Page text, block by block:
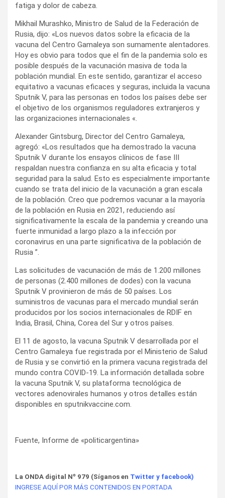
fatiga y dolor de cabeza.
Mikhail Murashko, Ministro de Salud de la Federación de
Rusia, dijo: «Los nuevos datos sobre la eficacia de la
vacuna del Centro Gamaleya son sumamente alentadores.
Hoy es obvio para todos que el fin de la pandemia solo es
posible después de la vacunación masiva de toda la
población mundial. En este sentido, garantizar el acceso
equitativo a vacunas eficaces y seguras, incluida la vacuna
Sputnik V, para las personas en todos los países debe ser
el objetivo de los organismos reguladores extranjeros y
las organizaciones internacionales «.
Alexander Gintsburg, Director del Centro Gamaleya,
agregó: «Los resultados que ha demostrado la vacuna
Sputnik V durante los ensayos clínicos de fase III
respaldan nuestra confianza en su alta eficacia y total
seguridad para la salud. Esto es especialmente importante
cuando se trata del inicio de la vacunación a gran escala
de la población. Creo que podremos vacunar a la mayoría
de la población en Rusia en 2021, reduciendo así
significativamente la escala de la pandemia y creando una
fuerte inmunidad a largo plazo a la infección por
coronavirus en una parte significativa de la población de
Rusia ”.
Las solicitudes de vacunación de más de 1.200 millones
de personas (2.400 millones de dodes) con la vacuna
Sputnik V provinieron de más de 50 países. Los
suministros de vacunas para el mercado mundial serán
producidos por los socios internacionales de RDIF en
India, Brasil, China, Corea del Sur y otros países.
El 11 de agosto, la vacuna Sputnik V desarrollada por el
Centro Gamaleya fue registrada por el Ministerio de Salud
de Rusia y se convirtió en la primera vacuna registrada del
mundo contra COVID-19. La información detallada sobre
la vacuna Sputnik V, su plataforma tecnológica de
vectores adenovirales humanos y otros detalles están
disponibles en sputnikvaccine.com.
Fuente, Informe de «politicargentina»
La ONDA digital Nº 979 (Síganos en Twitter y facebook)
INGRESE AQUÍ POR MÁS CONTENIDOS EN PORTADA